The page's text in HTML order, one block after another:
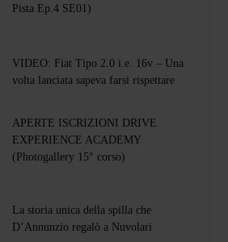
Pista Ep.4 SE01)
VIDEO: Fiat Tipo 2.0 i.e. 16v – Una
volta lanciata sapeva farsi rispettare
APERTE ISCRIZIONI DRIVE
EXPERIENCE ACADEMY
(Photogallery 15° corso)
La storia unica della spilla che
D’Annunzio regalò a Nuvolari